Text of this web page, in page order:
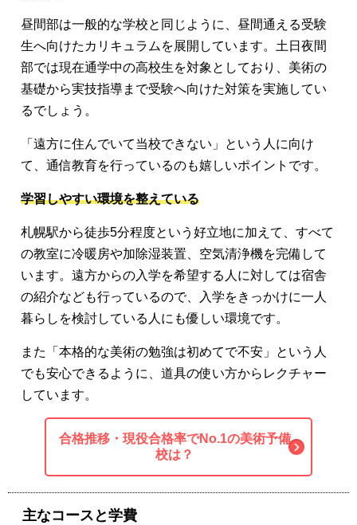
昼間部は一般的な学校と同じように、昼間通える受験
生へ向けたカリキュラムを展開しています。土日夜間
部では現在通学中の高校生を対象としており、美術の
基礎から実技指導まで受験へ向けた対策を実施してい
るでしょう。
「遠方に住んでいて当校できない」という人に向け
て、通信教育を行っているのも嬉しいポイントです。
学習しやすい環境を整えている
札幌駅から徒歩5分程度という好立地に加えて、すべて
の教室に冷暖房や加除湿装置、空気清浄機を完備して
います。遠方からの入学を希望する人に対しては宿舎
の紹介なども行っているので、入学をきっかけに一人
暮らしを検討している人にも優しい環境です。
また「本格的な美術の勉強は初めてで不安」という人
でも安心できるように、道具の使い方からレクチャー
しています。
合格推移・現役合格率でNo.1の美術予備
校は？
主なコースと学費